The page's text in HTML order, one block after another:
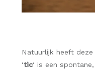
Natuurlijk heeft
‘tic‘ is een